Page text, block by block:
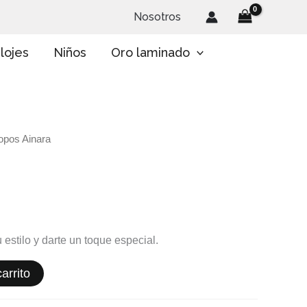
Nosotros
Niños
Oro laminado
Ainara
estilo y darte un toque especial.